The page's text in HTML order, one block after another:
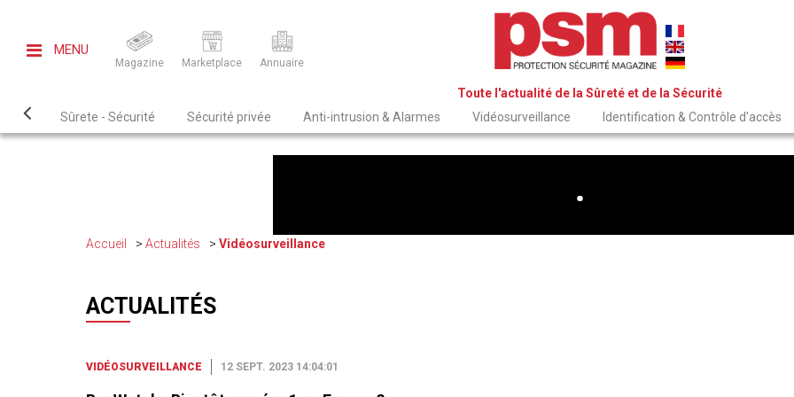
MENU
Magazine Marketplace Annuaire
Toute l'actualité de la Sûreté et de la Sécurité
Sûrete - Sécurité Sécurité privée Anti-intrusion & Alarmes Vidéosurveillance Identification & Contrôle d'accès
Accueil Actualités Vidéosurveillance
ACTUALITÉS
VIDÉOSURVEILLANCE 12 SEPT. 2023 14:04:01